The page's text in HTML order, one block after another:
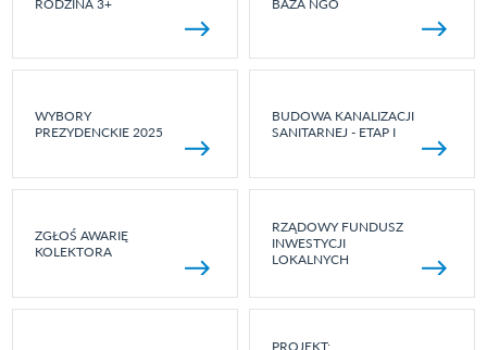
RODZINA 3+ BAZA NGO
WYBORY
PREZYDENCKIE 2025
BUDOWA KANALIZACJI
SANITARNEJ - ETAP I
ZGŁOŚ AWARIĘ
KOLEKTORA
RZĄDOWY FUNDUSZ
INWESTYCJI
LOKALNYCH
PROJEKT: